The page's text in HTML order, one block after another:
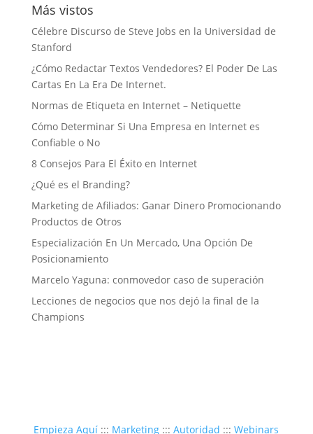
Más vistos
Célebre Discurso de Steve Jobs en la Universidad de
Stanford
¿Cómo Redactar Textos Vendedores? El Poder De Las
Cartas En La Era De Internet.
Normas de Etiqueta en Internet – Netiquette
Cómo Determinar Si Una Empresa en Internet es
Confiable o No
8 Consejos Para El Éxito en Internet
¿Qué es el Branding?
Marketing de Afiliados: Ganar Dinero Promocionando
Productos de Otros
Especialización En Un Mercado, Una Opción De
Posicionamiento
Marcelo Yaguna: conmovedor caso de superación
Lecciones de negocios que nos dejó la final de la
Champions
Empieza Aquí ::: Marketing :::Autoridad :::Webinars